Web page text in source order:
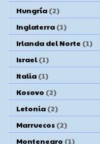
Hungría (2)
Inglaterra (1)
Irlanda del Norte (1)
Israel (1)
Italia (1)
Kosovo (2)
Letonia (2)
Marruecos (2)
Montenegro (1)